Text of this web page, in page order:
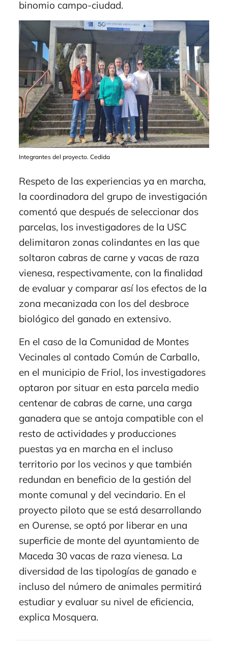
binomio campo-ciudad.
Integrantes del proyecto. Cedida
Respeto de las experiencias ya en marcha,
la coordinadora del grupo de investigación
comentó que después de seleccionar dos
parcelas, los investigadores de la USC
delimitaron zonas colindantes en las que
soltaron cabras de carne y vacas de raza
vienesa, respectivamente, con la finalidad
de evaluar y comparar así los efectos de la
zona mecanizada con los del desbroce
biológico del ganado en extensivo.
En el caso de la Comunidad de Montes
Vecinales al contado Común de Carballo,
en el municipio de Friol, los investigadores
optaron por situar en esta parcela medio
centenar de cabras de carne, una carga
ganadera que se antoja compatible con el
resto de actividades y producciones
puestas ya en marcha en el incluso
territorio por los vecinos y que también
redundan en beneficio de la gestión del
monte comunal y del vecindario. En el
proyecto piloto que se está desarrollando
en Ourense, se optó por liberar en una
superficie de monte del ayuntamiento de
Maceda 30 vacas de raza vienesa. La
diversidad de las tipologías de ganado e
incluso del número de animales permitirá
estudiar y evaluar su nivel de eficiencia,
explica Mosquera.